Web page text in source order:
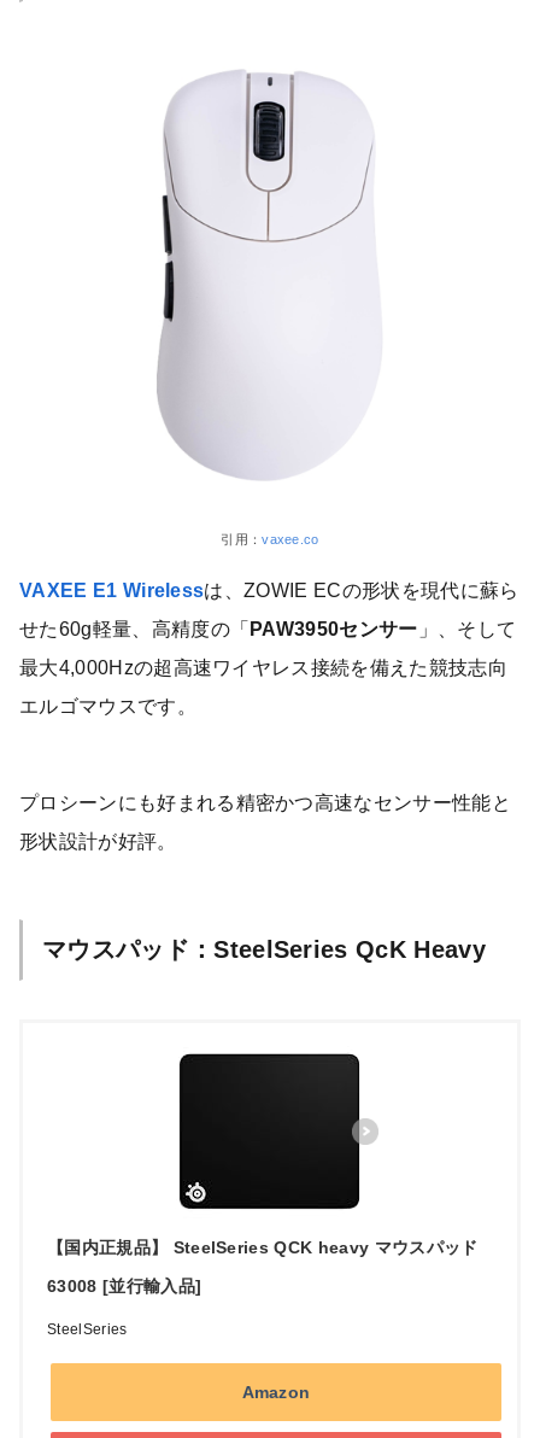
引用：vaxee.co
VAXEE E1 Wirelessは、ZOWIE ECの形状を現代に蘇ら
せた60g軽量、高精度の「 PAW3950センサー 」、そして
最大4,000Hzの超高速ワイヤレス接続を備えた競技志向
エルゴマウスです。
プロシーンにも好まれる精密かつ高速なセンサー性能と
形状設計が好評。
マウスパッド：SteelSeries QcK Heavy
【国内正規品】 SteelSeries QCK heavy マウスパッド
63008 [並行輸入品]
SteelSeries
Amazon